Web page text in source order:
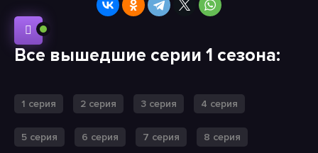
Все вышедшие серии 1 сезона:
1 серия 2 серия 3 серия 4 серия
5 серия 6 серия 7 серия 8 серия